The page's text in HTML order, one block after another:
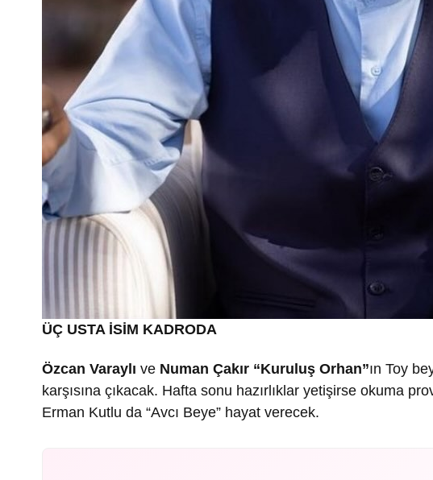
ÜÇ USTA İSİM KADRODA
Özcan Varaylı ve Numan Çakır “Kuruluş Orhan”ın Toy
karşısına çıkacak. Hafta sonu hazırlıklar yetişirse okuma
Erman Kutlu da “Avcı Beye” hayat verecek.